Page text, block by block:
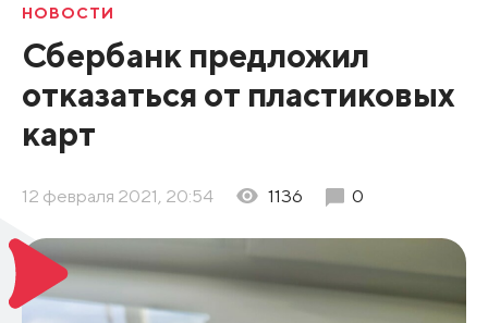
НОВОСТИ
Сбербанк предложил
отказаться от пластиковых
карт
12 февраля 2021, 20:54 1136 0